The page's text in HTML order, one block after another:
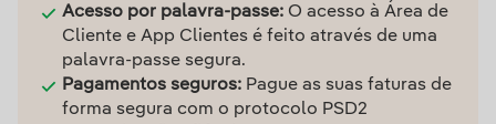
Acesso por palavra-passe: O acesso à Área de
Cliente e App Clientes é feito através de uma
palavra-passe segura.
Pagamentos seguros: Pague as suas faturas de
forma segura com o protocolo PSD2